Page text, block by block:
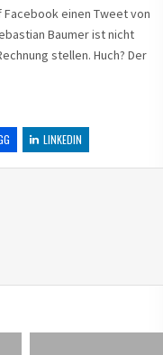
TWITTER-
NUTZER
SICH
Facebook einen Tweet von
Baumer ist nicht
stellen. Huch? Der
LINKEDIN